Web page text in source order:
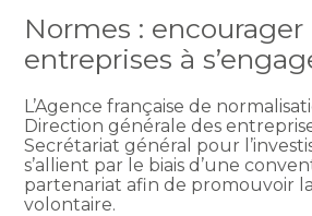
Normes : encourager
entreprises à
L’Agence française de
Direction générale des
Secrétariat général pour
s’allient par le biais d’une
partenariat afin de promouvoir
volontaire.